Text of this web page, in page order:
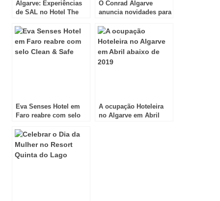
Algarve: Experiências
de SAL no Hotel The
O Conrad Algarve
anuncia novidades para
Eva Senses Hotel em
Faro reabre com selo
A ocupação Hoteleira
no Algarve em Abril